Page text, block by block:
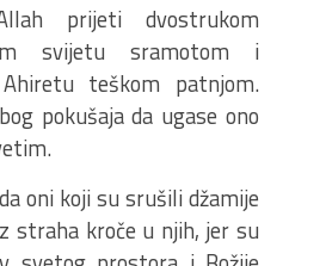
prijeti dvostrukom
svijetu sramotom i
teškom patnjom.
pokušaja da ugase ono
oni koji su srušili džamije
straha kroče u njih, jer su